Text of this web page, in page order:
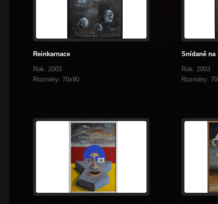
Reinkarnace
Rok: 2003
Rozměry: 70x90
Snídaně
Rok: 2003
Rozměry: